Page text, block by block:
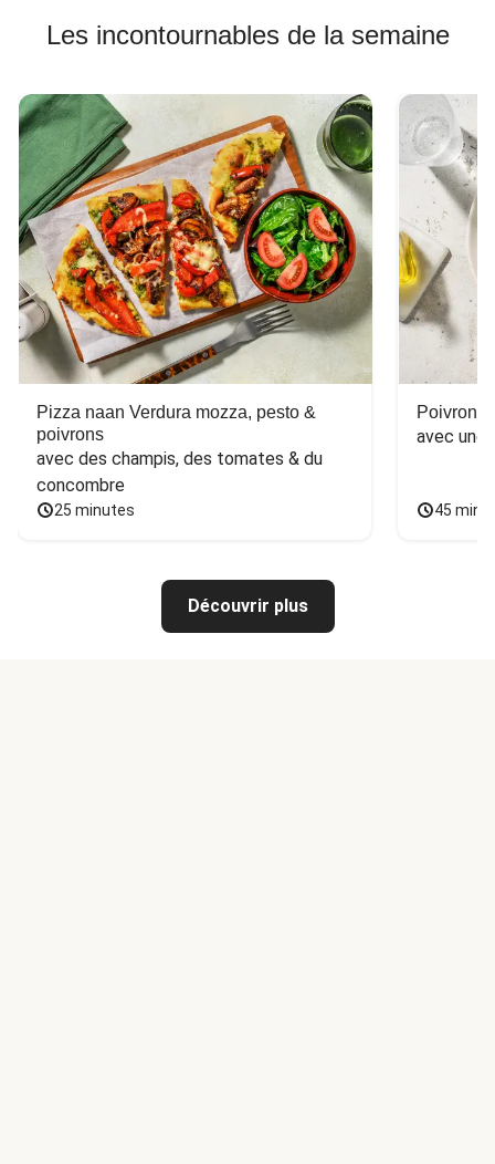
Les incontournables de la semaine
Pizza naan Verdura mozza, pesto &
poivrons
avec des champis, des tomates & du
concombre
25 minutes
Poivron
avec une
45
Découvrir plus